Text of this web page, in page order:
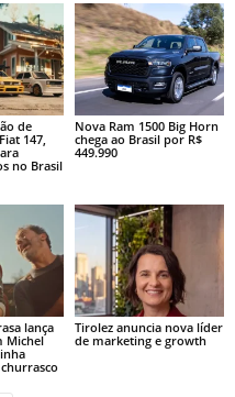
de
147,
no Brasil
Nova Ram 1500 Big Horn
chega ao Brasil por R$
449.990
lança
Michel
Tirolez anuncia nova líder
de marketing e growth